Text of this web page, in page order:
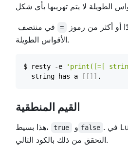
أو أكثر من رموز =
في منتصف
الأقواس الطويلة.
$ resty -e
'print([=[
  string has a
[ [ ] ]
القيم المنطقية
هذا بسيط، true و false
التحقق من ذلك بالكود التالي.